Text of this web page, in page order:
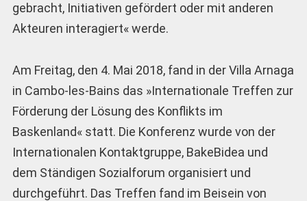
gebracht, Initiativen gefördert oder mit anderen
Akteuren interagiert« werde.
Am Freitag, den 4. Mai 2018, fand in der Villa Arnaga
in Cambo-les-Bains das »Internationale Treffen zur
Förderung der Lösung des Konflikts im
Baskenland« statt. Die Konferenz wurde von der
Internationalen Kontaktgruppe, BakeBidea und
dem Ständigen Sozialforum organisiert und
durchgeführt. Das Treffen fand im Beisein von